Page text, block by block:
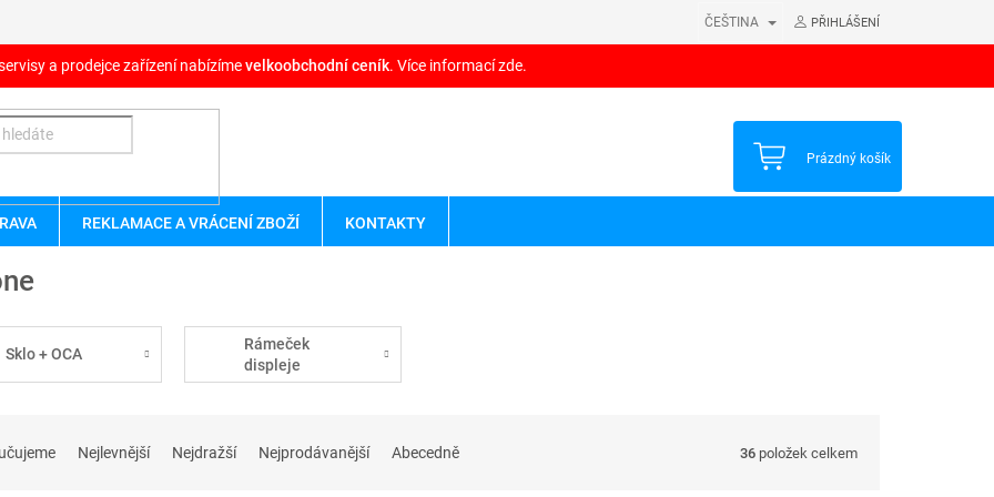
ČEŠTINA PŘIHLÁŠENÍ
a prodejce zařízení nabízímevelkoobchodní ceník. Více informací zde.
NÁKUPNÍ
Prázdný košík
REKLAMACE A VRÁCENÍ ZBOŽÍ KONTAKTY
Sklo + OCA
Rámeček
displeje
Nejlevnější Nejdražší Nejprodávanější Abecedně 36 položek celkem